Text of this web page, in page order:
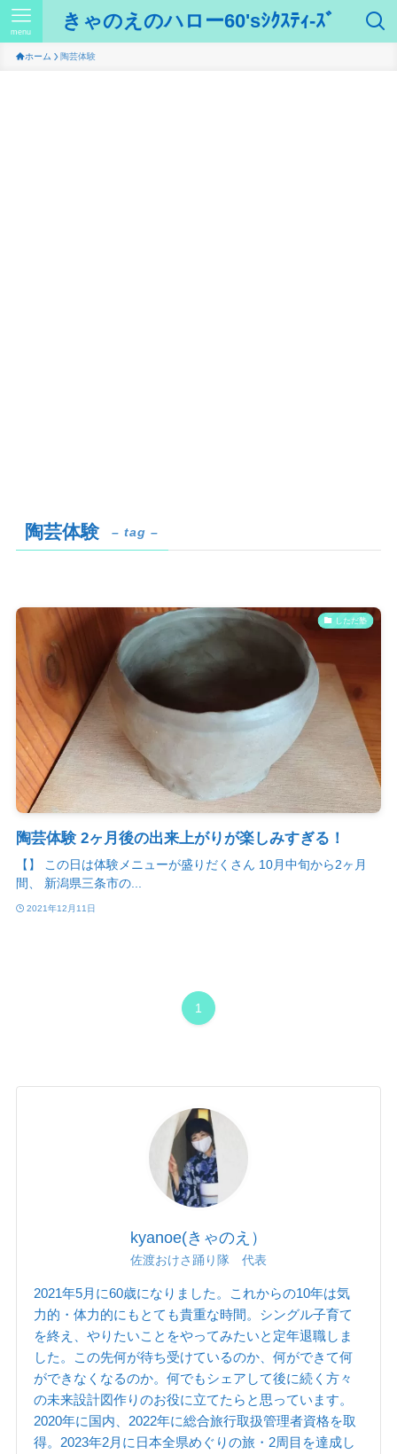
きゃのえのハロー60'sｼｸｽﾃｨ-ｽﾞ
menu
ホーム 陶芸体験
陶芸体験 – tag –
しただ塾
陶芸体験 2ヶ月後の出来上がりが楽しみすぎる！
【】 この日は体験メニューが盛りだくさん 10月中旬から2ヶ月
間、 新潟県三条市の...
2021年12月11日
1
kyanoe(きゃのえ）
佐渡おけさ踊り隊 代表
2021年5月に60歳になりました。これからの10年は気
力的・体力的にもとても貴重な時間。シングル子育て
を終え、やりたいことをやってみたいと定年退職しま
した。この先何が待ち受けているのか、何ができて何
ができなくなるのか。何でもシェアして後に続く方々
の未来設計図作りのお役に立てたらと思っています。
2020年に国内、2022年に総合旅行取扱管理者資格を取
得。2023年2月に日本全県めぐりの旅・2周目を達成し